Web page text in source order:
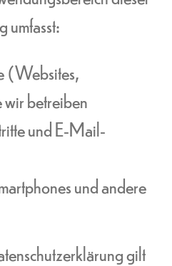
umfasst:
(Websites,
betreiben
und E-Mail-
und andere
gilt